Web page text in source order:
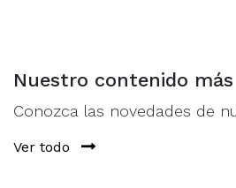
Nuestro contenido
Conozca las novedades de
Ver todo